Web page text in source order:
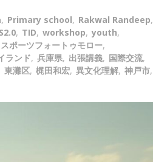
, Primary school, Rakwal Randeep,
, TID, workshop, youth,
スポーツフォートゥモロー,
ランド, 兵庫県, 出張講義, 国際交流,
東灘区, 梶田和宏, 異文化理解, 神戸市,